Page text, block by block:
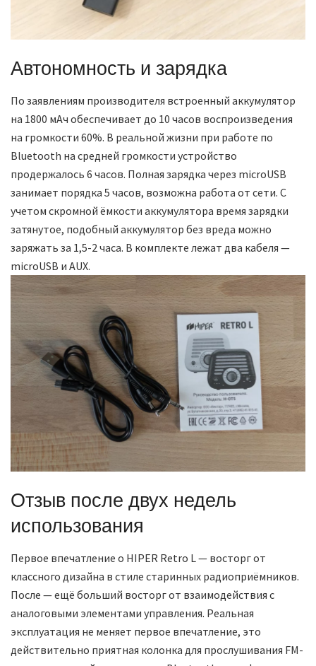
Автономность и зарядка
По заявлениям производителя встроенный аккумулятор
на 1800 мАч обеспечивает до 10 часов воспроизведения
на громкости 60%. В реальной жизни при работе по
Bluetooth на средней громкости устройство
продержалось 6 часов. Полная зарядка через microUSB
занимает порядка 5 часов, возможна работа от сети. С
учетом скромной ёмкости аккумулятора время зарядки
затянутое, подобный аккумулятор без вреда можно
заряжать за 1,5-2 часа. В комплекте лежат два кабеля —
microUSB и AUX.
Отзыв после двух недель
использования
Первое впечатление о HIPER Retro L — восторг от
классного дизайна в стиле старинных радиоприёмников.
После — ещё больший восторг от взаимодействия с
аналоговыми элементами управления. Реальная
эксплуатация не меняет первое впечатление, это
действительно приятная колонка для прослушивания FM-